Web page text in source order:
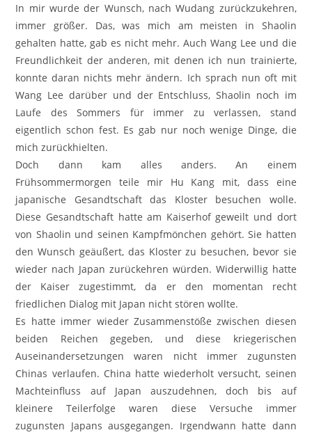
In mir wurde der Wunsch, nach Wudang zurückzukehren,
immer größer. Das, was mich am meisten in Shaolin
gehalten hatte, gab es nicht mehr. Auch Wang Lee und die
Freundlichkeit der anderen, mit denen ich nun trainierte,
konnte daran nichts mehr ändern. Ich sprach nun oft mit
Wang Lee darüber und der Entschluss, Shaolin noch im
Laufe des Sommers für immer zu verlassen, stand
eigentlich schon fest. Es gab nur noch wenige Dinge, die
mich zurückhielten.
Doch dann kam alles anders. An einem
Frühsommermorgen teile mir Hu Kang mit, dass eine
japanische Gesandtschaft das Kloster besuchen wolle.
Diese Gesandtschaft hatte am Kaiserhof geweilt und dort
von Shaolin und seinen Kampfmönchen gehört. Sie hatten
den Wunsch geäußert, das Kloster zu besuchen, bevor sie
wieder nach Japan zurückehren würden. Widerwillig hatte
der Kaiser zugestimmt, da er den momentan recht
friedlichen Dialog mit Japan nicht stören wollte.
Es hatte immer wieder Zusammenstöße zwischen diesen
beiden Reichen gegeben, und diese kriegerischen
Auseinandersetzungen waren nicht immer zugunsten
Chinas verlaufen. China hatte wiederholt versucht, seinen
Machteinfluss auf Japan auszudehnen, doch bis auf
kleinere Teilerfolge waren diese Versuche immer
zugunsten Japans ausgegangen. Irgendwann hatte dann